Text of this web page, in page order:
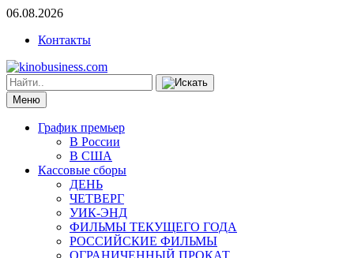
06.08.2026
Контакты
Меню
График премьер
В России
В США
Кассовые сборы
ДЕНЬ
ЧЕТВЕРГ
УИК-ЭНД
ФИЛЬМЫ ТЕКУЩЕГО ГОДА
РОССИЙСКИЕ ФИЛЬМЫ
ОГРАНИЧЕННЫЙ ПРОКАТ